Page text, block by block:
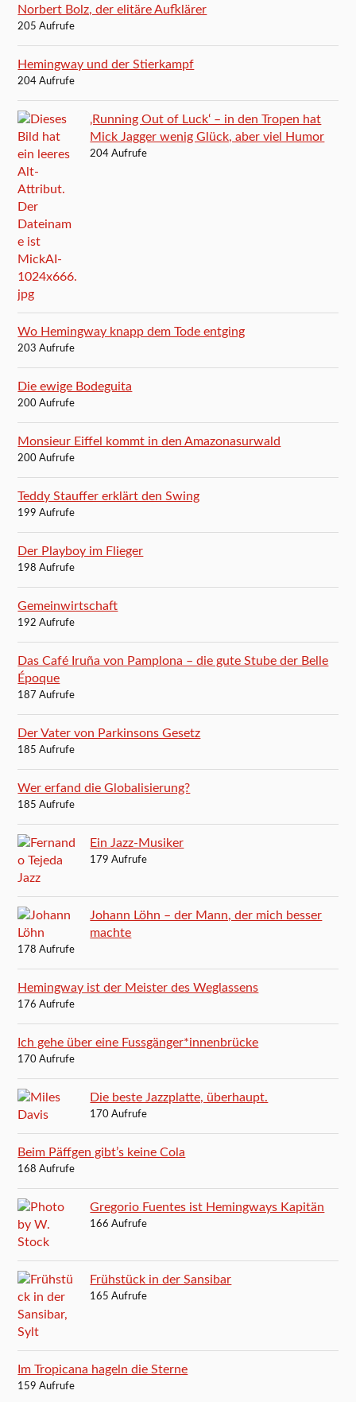
Norbert Bolz, der elitäre Aufklärer
205 Aufrufe
Hemingway und der Stierkampf
204 Aufrufe
‚Running Out of Luck‘ – in den Tropen hat
Mick Jagger wenig Glück, aber viel Humor
204 Aufrufe
Wo Hemingway knapp dem Tode entging
203 Aufrufe
Die ewige Bodeguita
200 Aufrufe
Monsieur Eiffel kommt in den Amazonasurwald
200 Aufrufe
Teddy Stauffer erklärt den Swing
199 Aufrufe
Der Playboy im Flieger
198 Aufrufe
Gemeinwirtschaft
192 Aufrufe
Das Café Iruña von Pamplona – die gute Stube der Belle
Époque
187 Aufrufe
Der Vater von Parkinsons Gesetz
185 Aufrufe
Wer erfand die Globalisierung?
185 Aufrufe
Ein Jazz-Musiker
179 Aufrufe
Johann Löhn – der Mann, der mich besser
machte
178 Aufrufe
Hemingway ist der Meister des Weglassens
176 Aufrufe
Ich gehe über eine Fussgänger*innenbrücke
170 Aufrufe
Die beste Jazzplatte, überhaupt.
170 Aufrufe
Beim Päffgen gibt’s keine Cola
168 Aufrufe
Gregorio Fuentes ist Hemingways Kapitän
166 Aufrufe
Frühstück in der Sansibar
165 Aufrufe
Im Tropicana hageln die Sterne
159 Aufrufe